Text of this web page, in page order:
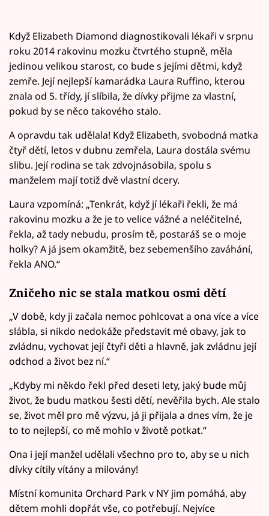
Když Elizabeth Diamond diagnostikovali lékaři v srpnu
roku 2014 rakovinu mozku čtvrtého stupně, měla
jedinou velikou starost, co bude s jejími dětmi, když
zemře. Její nejlepší kamarádka Laura Ruffino, kterou
znala od 5. třídy, jí slíbila, že dívky přijme za vlastní,
pokud by se něco takového stalo.
A opravdu tak udělala! Když Elizabeth, svobodná matka
čtyř dětí, letos v dubnu zemřela, Laura dostála svému
slibu. Její rodina se tak zdvojnásobila, spolu s
manželem mají totiž dvě vlastní dcery.
Laura vzpomíná: „Tenkrát, když jí lékaři řekli, že má
rakovinu mozku a že je to velice vážné a neléčitelné,
řekla, až tady nebudu, prosím tě, postaráš se o moje
holky? A já jsem okamžitě, bez sebemenšího zaváhání,
řekla ANO.“
Zničeho nic se stala matkou osmi dětí
„V době, kdy ji začala nemoc pohlcovat a ona více a více
slábla, si nikdo nedokáže představit mé obavy, jak to
zvládnu, vychovat její čtyři děti a hlavně, jak zvládnu její
odchod a život bez ní.“
„Kdyby mi někdo řekl před deseti lety, jaký bude můj
život, že budu matkou šesti dětí, nevěřila bych. Ale stalo
se, život měl pro mě výzvu, já ji přijala a dnes vím, že je
to to nejlepší, co mě mohlo v životě potkat.“
Ona i její manžel udělali všechno pro to, aby se u nich
dívky cítily vítány a milovány!
Místní komunita Orchard Park v NY jim pomáhá, aby
dětem mohli dopřát vše, co potřebují. Nejvíce